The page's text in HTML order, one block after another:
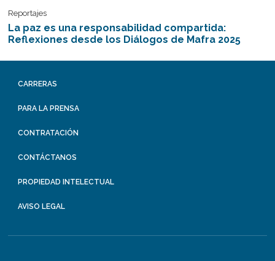
Reportajes
La paz es una responsabilidad compartida:
Reflexiones desde los Diálogos de Mafra 2025
CARRERAS
PARA LA PRENSA
CONTRATACIÓN
CONTÁCTANOS
PROPIEDAD INTELECTUAL
AVISO LEGAL